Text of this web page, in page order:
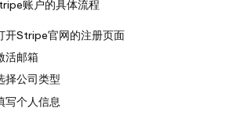
账户的具体流程
开Stripe官网的注册页面
活邮箱
择公司类型
写个人信息